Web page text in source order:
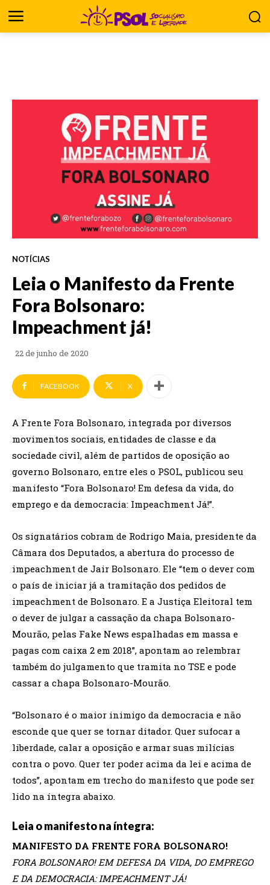
NOTÍCIAS
Leia o Manifesto da Frente
Fora Bolsonaro:
Impeachment já!
22 de junho de 2020
FACEBOOK X
A Frente Fora Bolsonaro, integrada por diversos
movimentos sociais, entidades de classe e da
sociedade civil, além de partidos de oposição ao
governo Bolsonaro, entre eles o PSOL, publicou seu
manifesto “Fora Bolsonaro! Em defesa da vida, do
emprego e da democracia: Impeachment Já!”.
Os signatários cobram de Rodrigo Maia, presidente da
Câmara dos Deputados, a abertura do processo de
impeachment de Jair Bolsonaro. Ele “tem o dever com
o país de iniciar já a tramitação dos pedidos de
impeachment de Bolsonaro. E a Justiça Eleitoral tem
o dever de julgar a cassação da chapa Bolsonaro-
Mourão, pelas Fake News espalhadas em massa e
pagas com caixa 2 em 2018”, apontam ao relembrar
também do julgamento que tramita no TSE e pode
cassar a chapa Bolsonaro-Mourão.
“Bolsonaro é o maior inimigo da democracia e não
esconde que quer se tornar ditador. Quer sufocar a
liberdade, calar a oposição e armar suas milícias
contra o povo. Quer ter poder acima da lei e acima de
todos”, apontam em trecho do manifesto que pode ser
lido na íntegra abaixo.
Leia o manifesto na íntegra:
MANIFESTO DA FRENTE FORA BOLSONARO!
FORA BOLSONARO! EM DEFESA DA VIDA, DO EMPREGO
E DA DEMOCRACIA: IMPEACHMENT JÁ!